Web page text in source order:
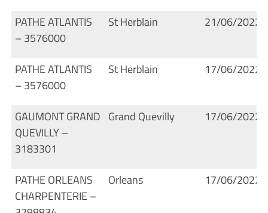
PATHE ATLANTIS
– 3576000
St Herblain 21/06/2022
PATHE ATLANTIS
– 3576000
St Herblain 17/06/2022
GAUMONT GRAND
QUEVILLY –
3183301
Grand Quevilly 17/06/2022
PATHE ORLEANS
CHARPENTERIE –
Orleans 17/06/2022